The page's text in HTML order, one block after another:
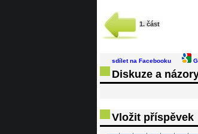
1. část
sdílet na Facebooku
Diskuze a
Vložit příspěvek